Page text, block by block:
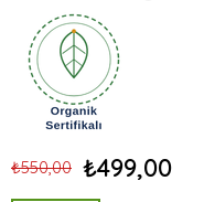
₺550,00 ₺499,00